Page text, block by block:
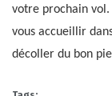
votre prochain vol.
vous accueillir
décoller du bon